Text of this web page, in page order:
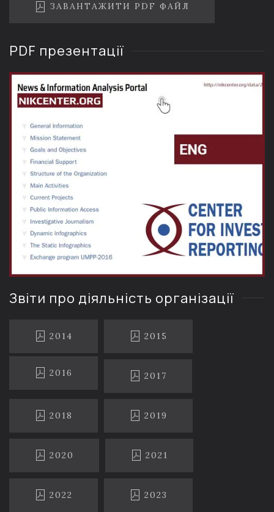
ЗАВАНТАЖИТИ PDF ФАЙЛ
PDF презентації
Звіти про діяльність організації
2014 2015
2016 2017
2018 2019
2020 2021
2022 2023